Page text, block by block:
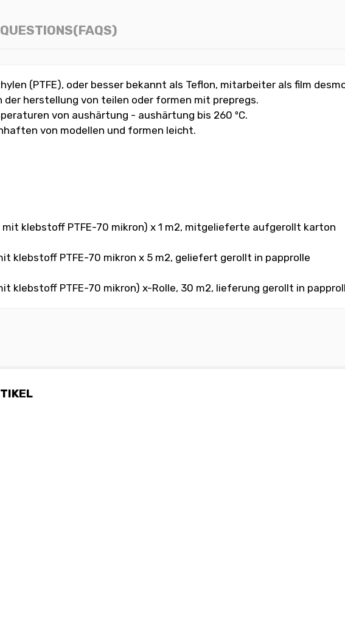
QUESTIONS(FAQS)
(PTFE), oder besser bekannt als Teflon, mitarbeiter als film
herstellung von teilen oder formen mit prepregs.
von aushärtung - aushärtung bis 260 ºC.
von modellen und formen leicht.
mit klebstoff PTFE-70 mikron) x 1 m2, mitgelieferte aufgerollt karton
klebstoff PTFE-70 mikron x 5 m2, geliefert gerollt in papprolle
klebstoff PTFE-70 mikron) x-Rolle, 30 m2, lieferung gerollt in